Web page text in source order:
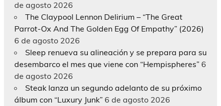
de agosto 2026
The Claypool Lennon Delirium – “The Great
Parrot-Ox And The Golden Egg Of Empathy” (2026)
6 de agosto 2026
Sleep renueva su alineación y se prepara para su
desembarco el mes que viene con “Hempispheres” 6
de agosto 2026
Steak lanza un segundo adelanto de su próximo
álbum con “Luxury Junk” 6 de agosto 2026